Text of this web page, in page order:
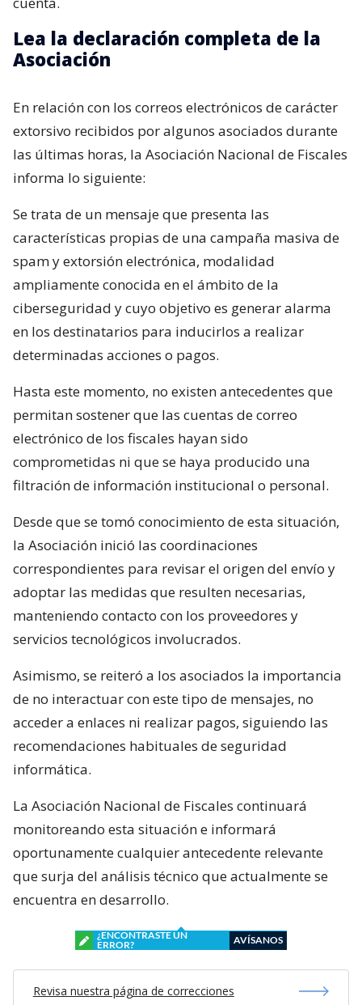
Lea la declaración completa de la
Asociación
En relación con los correos electrónicos de carácter
extorsivo recibidos por algunos asociados durante
las últimas horas, la Asociación Nacional de Fiscales
informa lo siguiente:
Se trata de un mensaje que presenta las
características propias de una campaña masiva de
spam y extorsión electrónica, modalidad
ampliamente conocida en el ámbito de la
ciberseguridad y cuyo objetivo es generar alarma
en los destinatarios para inducirlos a realizar
determinadas acciones o pagos.
Hasta este momento, no existen antecedentes que
permitan sostener que las cuentas de correo
electrónico de los fiscales hayan sido
comprometidas ni que se haya producido una
filtración de información institucional o personal.
Desde que se tomó conocimiento de esta situación,
la Asociación inició las coordinaciones
correspondientes para revisar el origen del envío y
adoptar las medidas que resulten necesarias,
manteniendo contacto con los proveedores y
servicios tecnológicos involucrados.
Asimismo, se reiteró a los asociados la importancia
de no interactuar con este tipo de mensajes, no
acceder a enlaces ni realizar pagos, siguiendo las
recomendaciones habituales de seguridad
informática.
La Asociación Nacional de Fiscales continuará
monitoreando esta situación e informará
oportunamente cualquier antecedente relevante
que surja del análisis técnico que actualmente se
encuentra en desarrollo.
¿ENCONTRASTE UN
ERROR?
AVÍSANOS
Revisa nuestra página de correcciones